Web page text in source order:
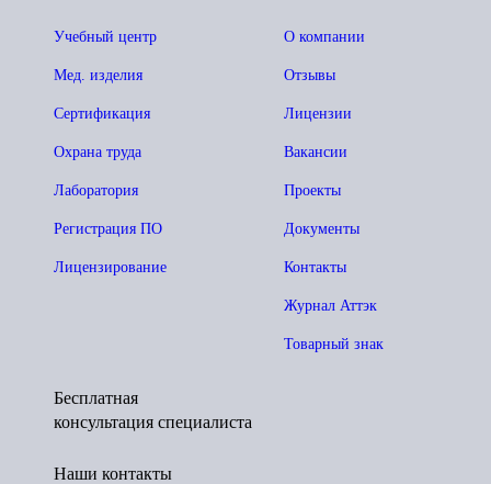
О компании
Отзывы
Лицензии
Вакансии
Проекты
Документы
Контакты
Журнал Аттэк
Товарный знак
Учебный центр
Мед. изделия
Сертификация
Охрана труда
Лаборатория
Регистрация ПО
Лицензирование
Бесплатная
консультация специалиста
Наши контакты